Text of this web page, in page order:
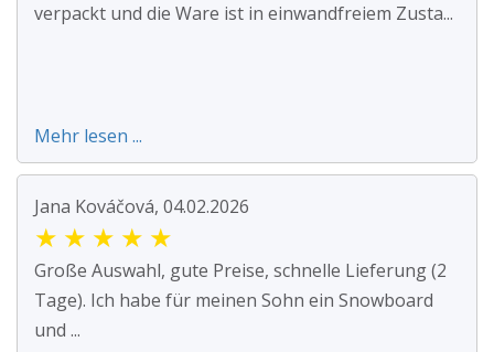
verpackt und die Ware ist in einwandfreiem Zusta...
Mehr lesen ...
Jana Kováčová, 04.02.2026
★ ★ ★ ★ ★
Große Auswahl, gute Preise, schnelle Lieferung (2
Tage). Ich habe für meinen Sohn ein Snowboard
und ...